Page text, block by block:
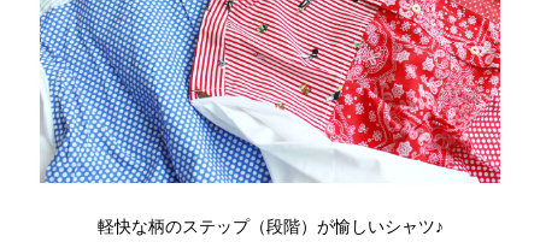
軽快な柄のステップ（段階）が愉しいシャツ♪